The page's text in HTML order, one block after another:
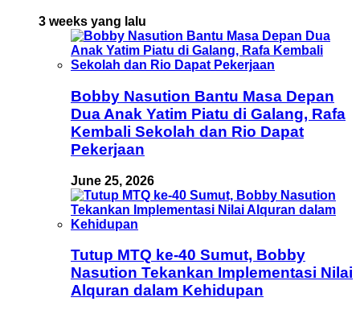
3 weeks yang lalu
Bobby Nasution Bantu Masa Depan
Dua Anak Yatim Piatu di Galang, Rafa
Kembali Sekolah dan Rio Dapat
Pekerjaan
June 25, 2026
Tutup MTQ ke-40 Sumut, Bobby
Nasution Tekankan Implementasi Nilai
Alquran dalam Kehidupan